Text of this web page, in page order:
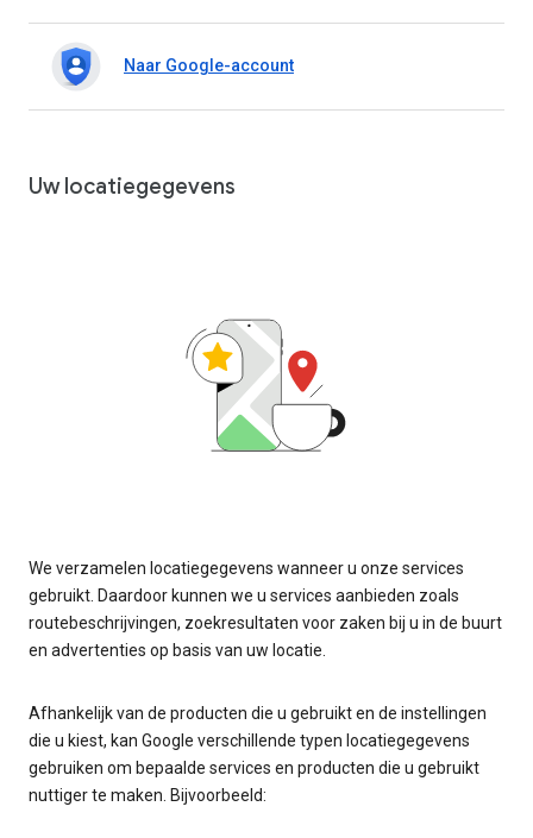
Naar Google-account
Uw locatiegegevens
We verzamelen locatiegegevens wanneer u onze services
gebruikt. Daardoor kunnen we u services aanbieden zoals
routebeschrijvingen, zoekresultaten voor zaken bij u in de buurt
en advertenties op basis van uw locatie.
Afhankelijk van de producten die u gebruikt en de instellingen
die u kiest, kan Google verschillende typen locatiegegevens
gebruiken om bepaalde services en producten die u gebruikt
nuttiger te maken. Bijvoorbeeld: